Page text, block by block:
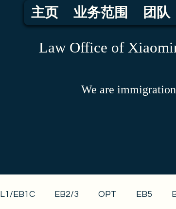
主页 业务范围 团队
Law Office of
We are
L1/EB1C EB2/3 OPT EB5